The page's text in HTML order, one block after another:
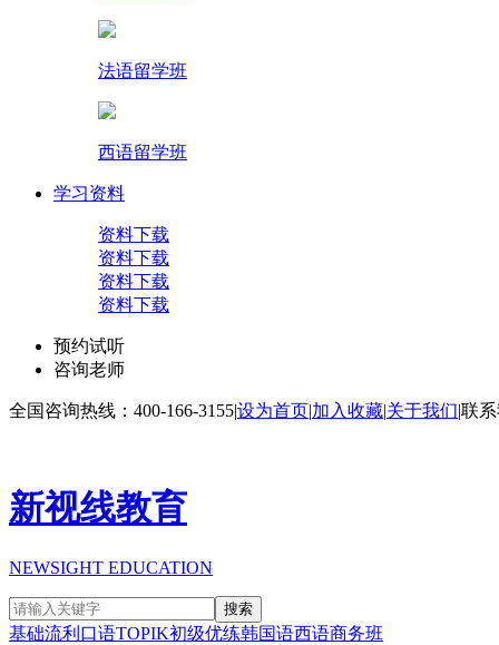
法语留学班
西语留学班
学习资料
资料下载
资料下载
资料下载
资料下载
预约试听
咨询老师
全国咨询热线：400-166-3155|设为首页|加入收藏|关于我们|联
新视线教育
NEWSIGHT EDUCATION
搜索
基础流利口语TOPIK初级优练韩国语西语商务班